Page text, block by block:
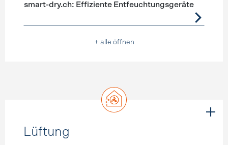
smart-dry.ch: Effiziente Entfeuchtungsgeräte
+ alle öffnen
Lüftung